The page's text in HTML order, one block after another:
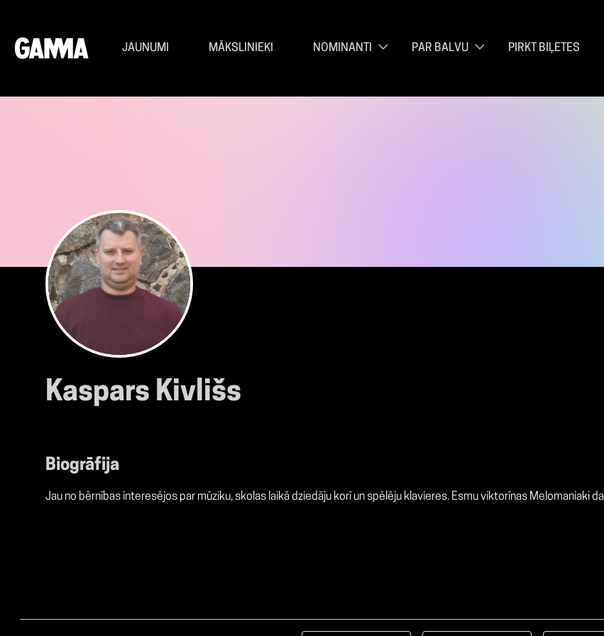
JAUNUMI MĀKSLINIEKI NOMINANTI PAR BALVU PIRKT BIĻETES
Kaspars Kivlišs
Biogrāfija
Jau no bērnības interesējos par mūziku, skolas laikā dziedāju korī un spēlēju klavieres. Esmu viktorīnas Melomaniaki